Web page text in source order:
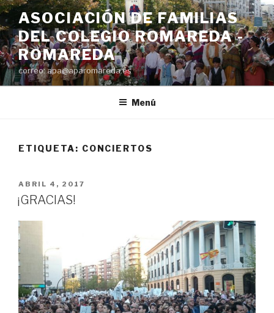
Saltar
al
contenido
ASOCIACIÓN DE FAMILIAS
DEL COLEGIO ROMAREDA -
ROMAREDA
correo: apa@aparomareda.es
Menú
ETIQUETA: CONCIERTOS
PUBLICADO
EL
ABRIL 4, 2017
¡GRACIAS!